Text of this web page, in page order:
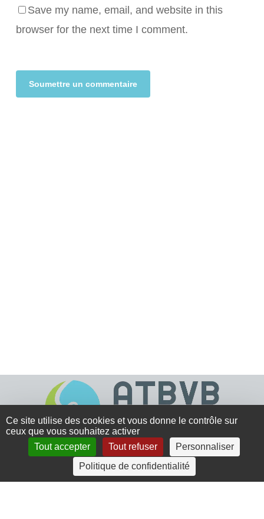
Save my name, email, and website in this
browser for the next time I comment.
4 rue Crec’h-Ugen
22810 Belle Isle en Terre
Ce site utilise des cookies et vous donne le contrôle sur
ceux que vous souhaitez activer
Tout accepter
Tout refuser
Personnaliser
Politique de confidentialité